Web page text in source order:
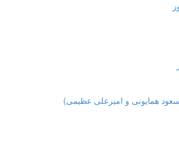
همایونی و امیرعلی عظیمی)